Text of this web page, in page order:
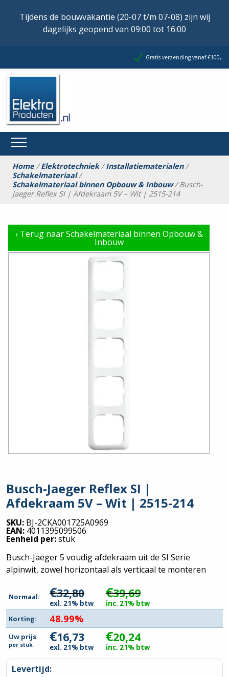
Tijdens de bouwvakantie (20-07 t/m 07-08) zijn wij
dagelijks geopend van 09:00 tot 16:00
Gratis verzending vanaf €100,-
Home/Elektrotechniek/Installatiematerialen/
Schakelmateriaal/
Schakelmateriaal binnen Opbouw & Inbouw/ Busch-
Jaeger Reflex SI | Afdekraam 5V – Wit | 2515-214
‹Terug naar Schakelmateriaal binnen Opbouw &
Inbouw
Busch-Jaeger Reflex SI |
Afdekraam 5V – Wit | 2515-214
SKU: BJ-2CKA001725A0969
EAN: 4011395099506
Eenheid per:stuk
Busch-Jaeger 5 voudig afdekraam uit de SI Serie
alpinwit, zowel horizontaal als verticaal te monteren
Normaal: €32,80
exl. 21% btw
€39,69
inc. 21% btw
Korting:
48.99%
Uw prijs
per stuk €16,73
exl. 21% btw
€20,24
inc. 21% btw
Levertijd: